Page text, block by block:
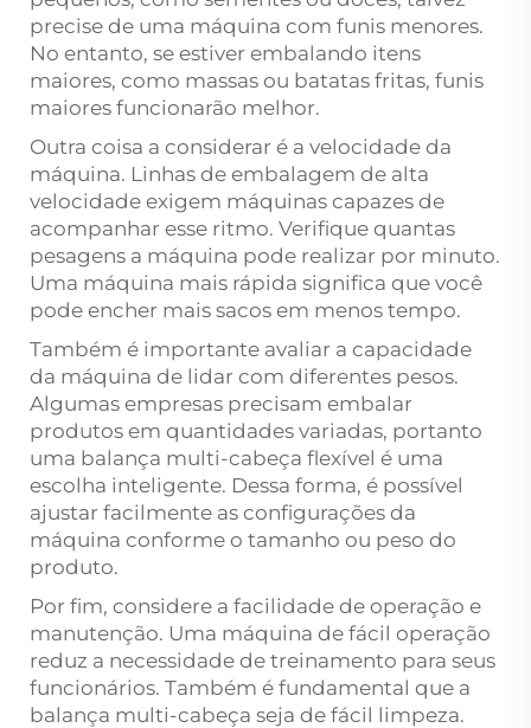
precise de uma máquina com funis menores.
No entanto, se estiver embalando itens
maiores, como massas ou batatas fritas, funis
maiores funcionarão melhor.
Outra coisa a considerar é a velocidade da
máquina. Linhas de embalagem de alta
velocidade exigem máquinas capazes de
acompanhar esse ritmo. Verifique quantas
pesagens a máquina pode realizar por minuto.
Uma máquina mais rápida significa que você
pode encher mais sacos em menos tempo.
Também é importante avaliar a capacidade
da máquina de lidar com diferentes pesos.
Algumas empresas precisam embalar
produtos em quantidades variadas, portanto
uma balança multi-cabeça flexível é uma
escolha inteligente. Dessa forma, é possível
ajustar facilmente as configurações da
máquina conforme o tamanho ou peso do
produto.
Por fim, considere a facilidade de operação e
manutenção. Uma máquina de fácil operação
reduz a necessidade de treinamento para seus
funcionários. Também é fundamental que a
balança multi-cabeça seja de fácil limpeza.